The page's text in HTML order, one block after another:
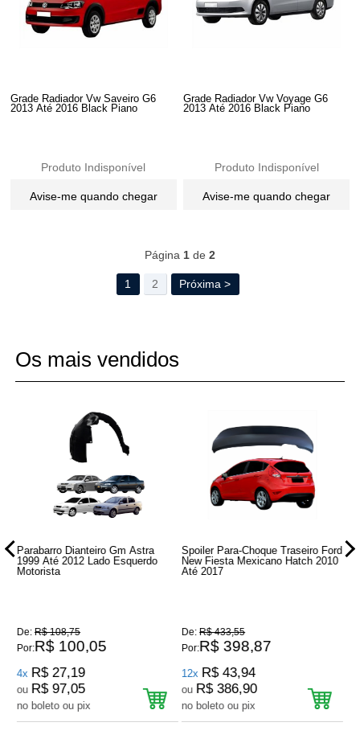
Grade Radiador Vw Saveiro G6
2013 Até 2016 Black Piano
Produto Indisponível
Avise-me quando chegar
Grade Radiador Vw Voyage G6
2013 Até 2016 Black Piano
Produto Indisponível
Avise-me quando chegar
Página 1de 2
1 2 Próxima >
Os mais vendidos
Parabarro Dianteiro Gm Astra
1999 Até 2012 Lado Esquerdo
Motorista
De:R$ 108,75
Por:R$ 100,05
4x R$ 27,19
ou R$ 97,05
no boleto ou pix
Spoiler Para-Choque Traseiro Ford
New Fiesta Mexicano Hatch 2010
Até 2017
De:R$ 433,55
Por:R$ 398,87
12x R$ 43,94
ou R$ 386,90
no boleto ou pix